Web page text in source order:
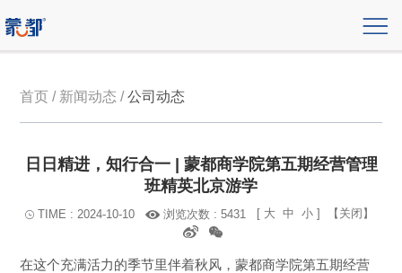
首页 / 新闻动态 /公司动态
日日精进，知行合一 | 蒙都商学院第五期经营管理
班精英北京游学
TIME : 2024-10-10 浏览次数 : 5431 [ 大 中 小] 【关闭】
在这个充满活力的季节里伴着秋风，蒙都商学院第五期经营